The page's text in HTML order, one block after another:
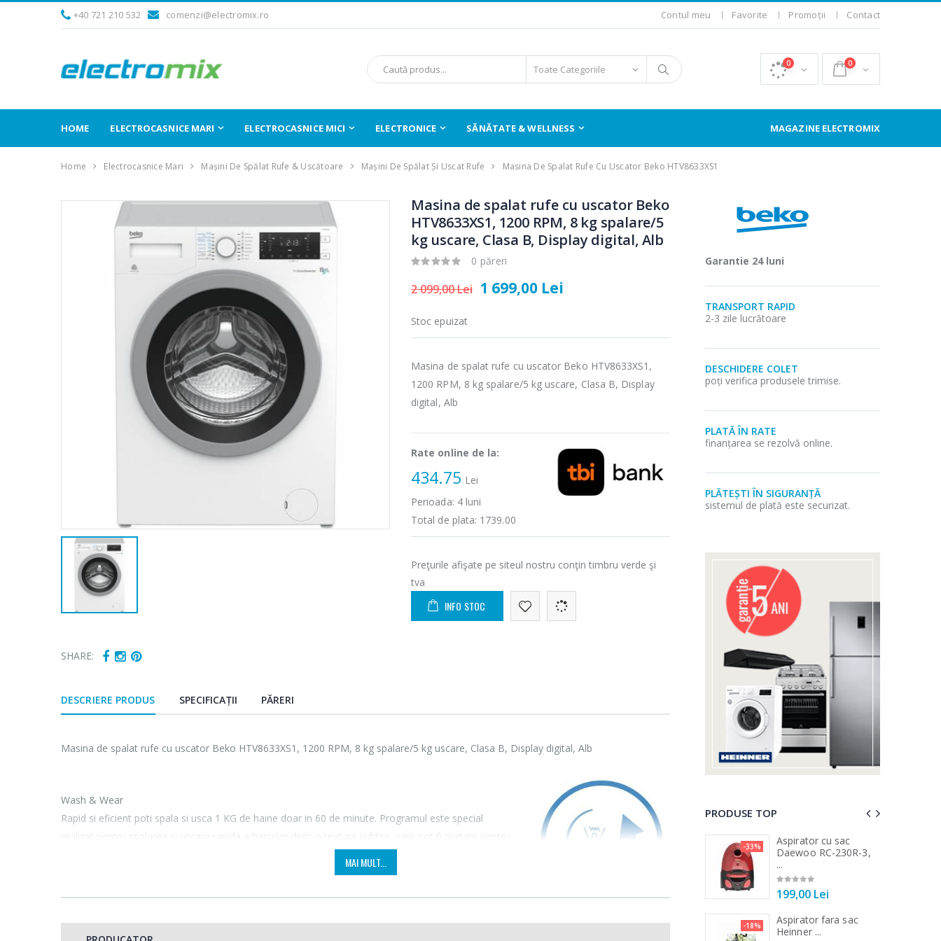
+40 721 210 532 comenzi@electromix.ro Contul meu Favorite Promoții Contact
0 0
HOME ELECTROCASNICE MARI ELECTROCASNICE MICI ELECTRONICE SĂNĂTATE & WELLNESS MAGAZINE ELECTROMIX
Home Electrocasnice Mari Mașini De Spălat Rufe & Uscătoare Mașini De Spălat Și Uscat Rufe Masina De Spalat Rufe Cu Uscator Beko HTV8633XS1
SHARE:
Masina de spalat rufe cu uscator Beko
HTV8633XS1, 1200 RPM, 8 kg spalare/5
kg uscare, Clasa B, Display digital, Alb
0 păreri
2 099,00 Lei 1 699,00 Lei
Stoc epuizat
Masina de spalat rufe cu uscator Beko HTV8633XS1,
1200 RPM, 8 kg spalare/5 kg uscare, Clasa B, Display
digital, Alb
Rate online de la:
434.75 Lei
Perioada: 4luni
Total de plata: 1739.00
Preţurile afişate pe siteul nostru conţin timbru verde şi
tva
INFO STOC
DESCRIERE PRODUS SPECIFICAȚII PĂRERI
Masina de spalat rufe cu uscator Beko HTV8633XS1, 1200 RPM, 8 kg spalare/5 kg uscare, Clasa B, Display digital, Alb
Wash & Wear
Rapid si eficient poti spala si usca 1 KG de haine doar in 60 de minute. Programul este special
realizat pentru spalarea si uscare rapida a hainelor dintr-o textura subtire, care pot fi purtate pentru
MAI MULT...
Garantie 24 luni
TRANSPORT RAPID
2-3 zile lucrătoare
DESCHIDERE COLET
poți verifica produsele trimise.
PLATĂ ÎN RATE
finanțarea se rezolvă online.
PLĂTEȘTI ÎN SIGURANȚĂ
sistemul de plată este securizat.
PRODUSE TOP
-33% -33%
Aspirator cu sac
199,00 Lei
-18%
-15%
Cuptor cu microunde
Heinner ...
289,00 Lei
-33%
Espressor automat
Heinner ...